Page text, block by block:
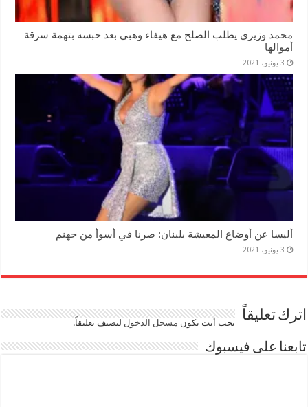
محمد وزيري يطلب الصلح مع هيفاء وهبي بعد حبسه بتهمة سرقة
أموالها
3 يونيو، 2021
أليسا عن أوضاع المعيشة بلبنان: صرنا في أسوأ من جهنم
3 يونيو، 2021
اترك تعليقاً يجب أنت تكون مسجل الدخوللتضيف تعليقاً.
تابعنا على فيسبوك